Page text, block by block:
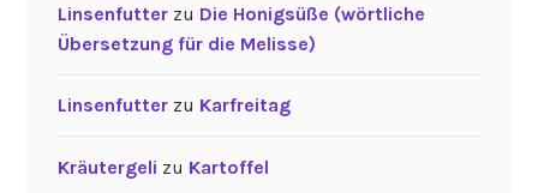
Linsenfutterzu Die Honigsüße (wörtliche
Übersetzung für die Melisse)
Linsenfutterzu Karfreitag
Kräutergeli zu Kartoffel